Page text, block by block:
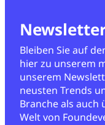
Bleiben Sie auf
hier zu unserem
unserem
neusten Trends
Branche als auch
Welt von